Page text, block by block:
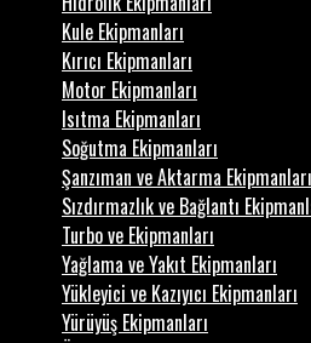
Kule Ekipmanları
Kırıcı Ekipmanları
Motor Ekipmanları
Isıtma Ekipmanları
Soğutma Ekipmanları
Şanzıman ve Aktarma Ekipmanları
Sızdırmazlık ve Bağlantı
Turbo ve Ekipmanları
Yağlama ve Yakıt Ekipmanları
Yükleyici ve Kazıyıcı Ekipmanları
Yürüyüş Ekipmanları